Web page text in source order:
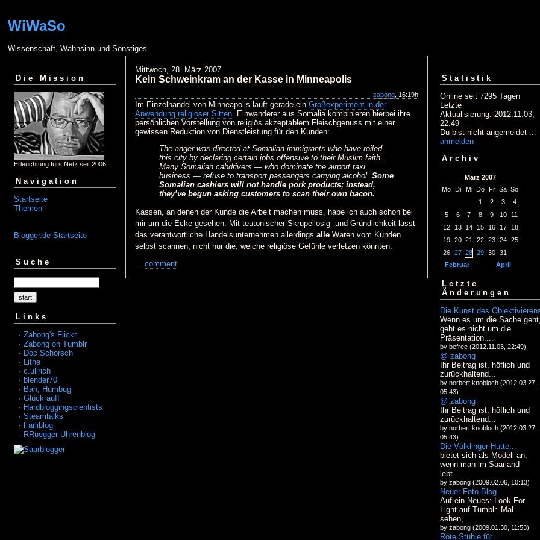
WiWaSo
Wissenschaft, Wahnsinn und Sonstiges
Die Mission
Erleuchtung fürs Netz seit 2006
Navigation
Startseite
Themen
Blogger.de Startseite
Suche
Links
· Zabong's Flickr
· Zabong on Tumblr
· Doc Schorsch
· Lithe
· c.ullrich
· blender70
· Bah, Humbug
· Glück auf!
· Hardbloggingscientists
· Steamtalks
· Farliblog
· RRuegger Uhrenblog
Mittwoch, 28. März 2007
Kein Schweinkram an der Kasse in Minneapolis
zabong , 16:19h
Im Einzelhandel von Minneapolis läuft gerade ein Großexperiment in der
Anwendung religiöser Sitten. Einwanderer aus Somalia kombinieren hierbei ihre
persönlichen Vorstellung von religiös akzeptablem Fleischgenuss mit einer
gewissen Reduktion von Dienstleistung für den Kunden:
The anger was directed at Somalian immigrants who have roiled
this city by declaring certain jobs offensive to their Muslim faith.
Many Somalian cabdrivers — who dominate the airport taxi
business — refuse to transport passengers carrying alcohol. Some
Somalian cashiers will not handle pork products; instead,
they’ve begun asking customers to scan their own bacon.
Kassen, an denen der Kunde die Arbeit machen muss, habe ich auch schon bei
mir um die Ecke gesehen. Mit teutonischer Skrupellosig- und Gründlichkeit lässt
das verantwortliche Handelsunternehmen allerdings alle Waren vom Kunden
selbst scannen, nicht nur die, welche religiöse Gefühle verletzen könnten.
... comment
Statistik
Online seit 7295 Tagen
Letzte
Aktualisierung: 2012.11.03,
22:49
Du bist nicht angemeldet ...
anmelden
Archiv
März 2007
Mo Di Mi Do Fr Sa So
1
2 3
4
5
6 7 8 9 10
11
12
13 14 15 16 17
18
19
20 21 22 23 24
25
26
27 28 29 30 31
Februar
April
Letzte
Änderungen
Die Kunst des
Wenn es um die Sache
geht es nicht um die
Präsentation....
by befree (2012.11.03, 22:49)
@ zabong
Ihr Beitrag ist, höflich und
zurückhaltend...
by norbert knobloch (2012.03.27,
05:43)
@ zabong
Ihr Beitrag ist, höflich und
zurückhaltend...
by norbert knobloch (2012.03.27,
05:43)
Die Völklinger Hütte...
bietet sich als Modell an,
wenn man im Saarland
lebt....
by zabong (2009.02.06, 10:13)
Neuer Foto-Blog
Auf ein Neues: Look For
Light auf Tumblr. Mal
sehen,...
by zabong (2009.01.30, 11:53)
Rote Stühle für...